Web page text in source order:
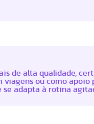
de alta qualidade,
ou como apoio
adapta à rotina